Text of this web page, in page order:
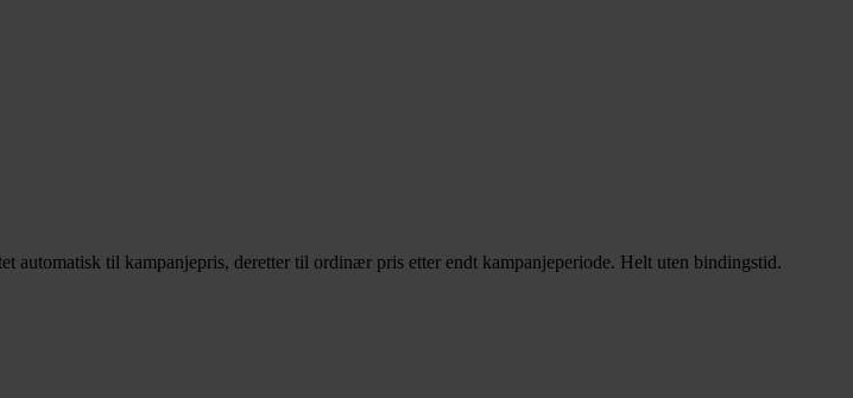
automatisk til kampanjepris, deretter til ordinær pris etter endt kampanjeperiode. Helt uten bindingstid.